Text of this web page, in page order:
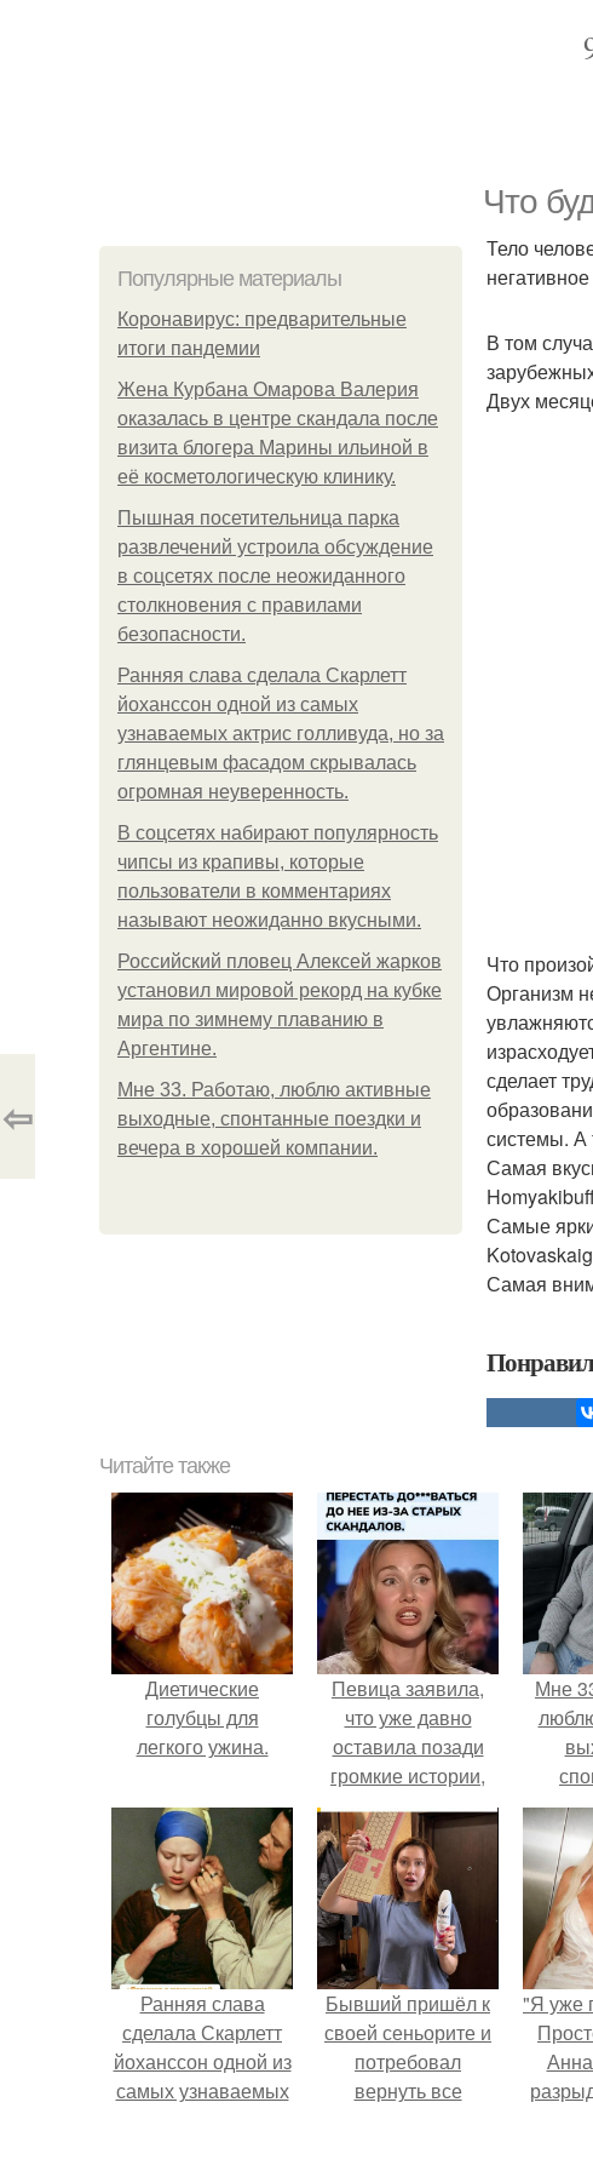
Что
Популярные материалы
Коронавирус: предварительные
итоги пандемии
Жена Курбана Омарова Валерия
оказалась в центре скандала после
визита блогера Марины ильиной в
её косметологическую клинику.
Пышная посетительница парка
развлечений устроила обсуждение
в соцсетях после неожиданного
столкновения с правилами
безопасности.
Ранняя слава сделала Скарлетт
йоханссон одной из самых
узнаваемых актрис голливуда, но за
глянцевым фасадом скрывалась
огромная неуверенность.
В соцсетях набирают популярность
чипсы из крапивы, которые
пользователи в комментариях
называют неожиданно вкусными.
Российский пловец Алексей жарков
установил мировой рекорд на кубке
мира по зимнему плаванию в
Аргентине.
Мне 33. Работаю, люблю активные
выходные, спонтанные поездки и
вечера в хорошей компании.
Тело
В том
Двух
Что
Организм
сделает
системы. А
Самая
Самые
Самая
⇦
Читайте также
Диетические
голубцы для
легкого ужина.
Певица заявила,
что уже давно
оставила позади
громкие истории,
сосредоточилась на
творчестве и не
дает новых
поводов для
конфликтов.
Мне
Ранняя слава
сделала Скарлетт
йоханссон одной из
самых узнаваемых
Бывший пришёл к
своей сеньорите и
потребовал
вернуть все
"Я уже